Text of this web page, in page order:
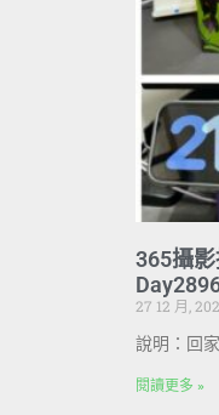
365攝
27 12 月,
說明：回
閱讀更多 »